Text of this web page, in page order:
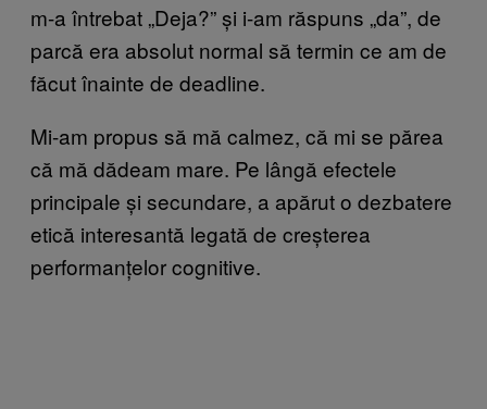
m-a întrebat „Deja?” și i-am răspuns „da”, de
parcă era absolut normal să termin ce am de
făcut înainte de deadline.
Mi-am propus să mă calmez, că mi se părea
că mă dădeam mare. Pe lângă efectele
principale și secundare, a apărut o dezbatere
etică interesantă legată de creșterea
performanțelor cognitive.